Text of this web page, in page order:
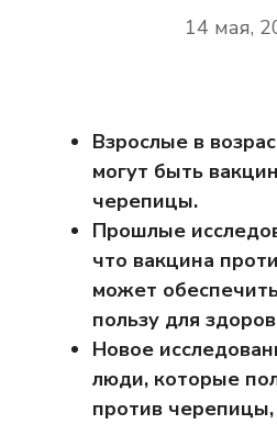
14 мая,
Взрослые в
могут быть
черепицы.
Прошлые
что вакцина
может
пользу для
Новое
люди, которые
против